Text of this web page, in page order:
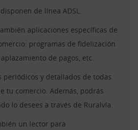
de línea ADSL.
aplicaciones específicas de
programas de fidelización
de pagos, etc.
periódicos y detallados de todas
tu comercio. Además, podrás
lo desees a través de Ruralvía.
un lector para